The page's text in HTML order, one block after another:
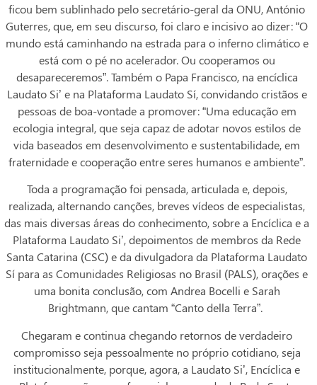
ficou bem sublinhado pelo secretário-geral da ONU, António
Guterres, que, em seu discurso, foi claro e incisivo ao dizer: “O
mundo está caminhando na estrada para o inferno climático e
está com o pé no acelerador. Ou cooperamos ou
desapareceremos”. Também o Papa Francisco, na encíclica
Laudato Si’ e na Plataforma Laudato Sí, convidando cristãos e
pessoas de boa-vontade a promover: “Uma educação em
ecologia integral, que seja capaz de adotar novos estilos de
vida baseados em desenvolvimento e sustentabilidade, em
fraternidade e cooperação entre seres humanos e ambiente”.
Toda a programação foi pensada, articulada e, depois,
realizada, alternando canções, breves vídeos de especialistas,
das mais diversas áreas do conhecimento, sobre a Encíclica e a
Plataforma Laudato Si’, depoimentos de membros da Rede
Santa Catarina (CSC) e da divulgadora da Plataforma Laudato
Sí para as Comunidades Religiosas no Brasil (PALS), orações e
uma bonita conclusão, com Andrea Bocelli e Sarah
Brightmann, que cantam “Canto della Terra”.
Chegaram e continua chegando retornos de verdadeiro
compromisso seja pessoalmente no próprio cotidiano, seja
institucionalmente, porque, agora, a Laudato Si’, Encíclica e